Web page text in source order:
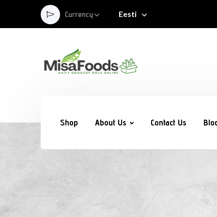
Currency Eesti
Shop About Us Contact Us